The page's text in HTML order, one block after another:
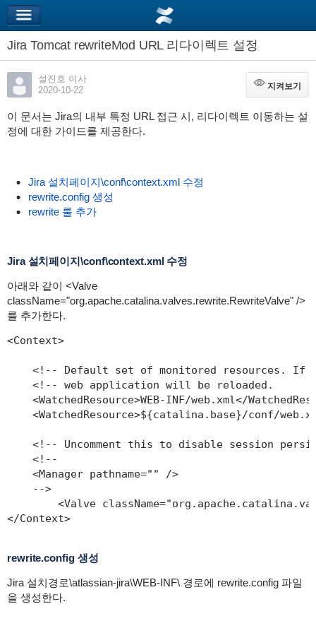
Jira Tomcat rewriteMod URL 리다이렉트 설정
설진호 이사
2020-10-22
지켜보기
지켜보기
이 문서는 Jira의 내부 특정 URL 접근 시, 리다이렉트 이동하는 설
정에 대한 가이드를 제공한다.
Jira 설치페이지\conf\context.xml 수정
rewrite.config 생성
rewrite 룰 추가
Jira 설치페이지\conf\context.xml 수정
아래와 같이 <Valve
className="org.apache.catalina.valves.rewrite.RewriteValve" />
를 추가한다.
<Context>
<!-- Default set of monitored resources. If
<!-- web application will be reloaded.
<WatchedResource>WEB-INF/web.xml</
<WatchedResource>${catalina.base}/conf/
<!-- Uncomment this to disable session
    <!--
    <Manager pathname="" />
    -->
<Valve
</Context>
rewrite.config 생성
Jira 설치경로\atlassian-jira\WEB-INF\ 경로에 rewrite.config 파일
을 생성한다.